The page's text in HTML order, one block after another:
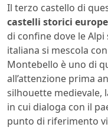
Il terzo castello di
castelli storici
di confine dove le
italiana si mescola
Montebello è uno di
all’attenzione prima
silhouette medievale,
in cui dialoga con il
punto di riferimento